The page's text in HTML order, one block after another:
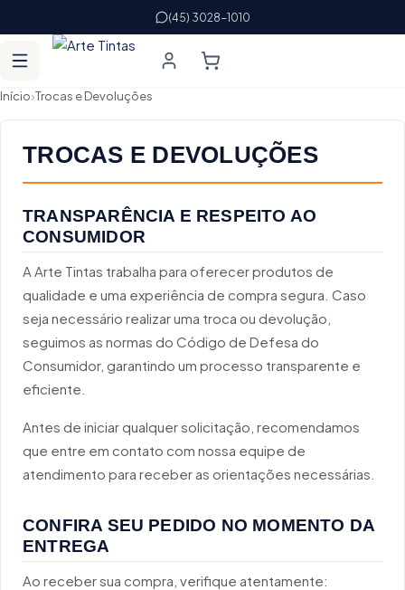
(45) 3028-1010
Início›Trocas e Devoluções
TROCAS E DEVOLUÇÕES
TRANSPARÊNCIA E RESPEITO AO
CONSUMIDOR
A Arte Tintas trabalha para oferecer produtos de
qualidade e uma experiência de compra segura. Caso
seja necessário realizar uma troca ou devolução,
seguimos as normas do Código de Defesa do
Consumidor, garantindo um processo transparente e
eficiente.
Antes de iniciar qualquer solicitação, recomendamos
que entre em contato com nossa equipe de
atendimento para receber as orientações necessárias.
CONFIRA SEU PEDIDO NO MOMENTO DA
ENTREGA
Ao receber sua compra, verifique atentamente: